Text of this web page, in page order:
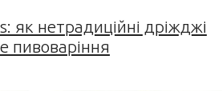
як нетрадиційні дріжджі
пивоваріння